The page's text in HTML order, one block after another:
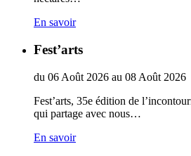
En savoir
Fest’arts
du 06 Août 2026 au 08 Août 2026
Fest’arts, 35e édition de
qui partage avec nous…
En savoir